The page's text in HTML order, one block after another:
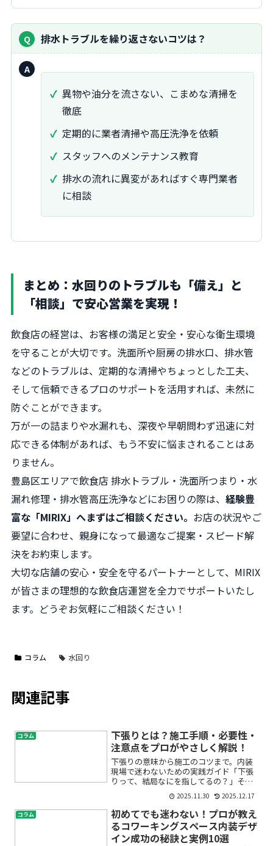
排水トラブルを繰り返さないコツは？
回
答： 異物や油分を流さない、こまめな清掃を
徹底
定期的に業者清掃や高圧洗浄を依頼
スタッフへのメンテナンス教育
排水の流れに異変があればすぐ専門業者
に相談
まとめ：水回りのトラブルも「備え」と
「相談」で安心営業を実現！
飲食店の経営は、お客様の満足と安全・安心な衛生環境
を守ることが大切です。洗面所や厨房の排水口、排水管
などのトラブルは、定期的な清掃やちょっとした工夫、
そして信頼できるプロのサポートを活用すれば、未然に
防ぐことができます。
万が一の詰まりや水漏れも、深夜や早朝問わず迅速に対
応できる体制があれば、もう不安に悩まされることはあ
りません。
豊島区エリアで飲食店 排水トラブル・洗面所つまり・水
漏れ修理・排水管高圧洗浄などにお困りの際は、 経験豊
富な「MIRIX」へまずはご相談ください。 お店の状況やご
要望に合わせ、親身になって最適なご提案・スピード解
決をお約束します。
大切な店舗の安心・安全を守るパートナーとして、MIRIX
が皆さまの理想的な飲食店運営を全力でサポートいたし
ます。どうぞお気軽にご相談ください！
コラム 水回り
関連記事
コラム
下張りとは？施工手順・必要性・
注意点をプロがやさしく解説！
下張りの意味から施工のコツまで。内装
現場で迷わないための実践ガイド「下張
りって、結局なにを指してるの？」そん
な疑問を持って検索されたのではないで
しょうか。現場では当たり前のように飛
び交う言葉ですが、初めてだとイメージ
しづらいですよね。この記...
2025.11.30 2025.12.17
コラム
初めてでも迷わない！プロが教え
るコワーキングスペース内装デザ
イン成功の秘訣と実例10選